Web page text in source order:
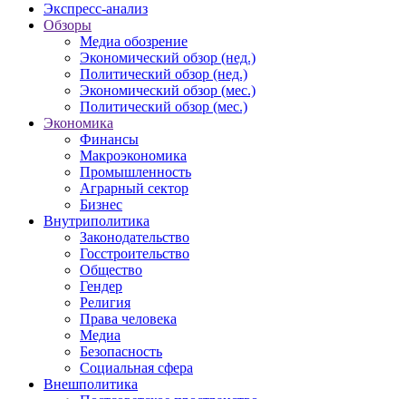
Экспресс-анализ
Обзоры
Медиа обозрение
Экономический обзор (нед.)
Политический обзор (нед.)
Экономический обзор (мес.)
Политический обзор (мес.)
Экономика
Финансы
Макроэкономика
Промышленность
Аграрный сектор
Бизнес
Внутриполитика
Законодательство
Госстроительство
Общество
Гендер
Религия
Права человека
Медиа
Безопасность
Социальная сфера
Внешполитика